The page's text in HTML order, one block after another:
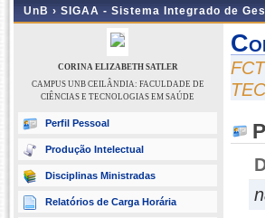
UnB › SIGAA - Sistema Integrado de
CORINA ELIZABETH SATLER
CAMPUS UNB CEILÂNDIA: FACULDADE DE
CIÊNCIAS E TECNOLOGIAS EM SAÚDE
Perfil Pessoal
Produção Intelectual
Disciplinas Ministradas
Relatórios de Carga Horária